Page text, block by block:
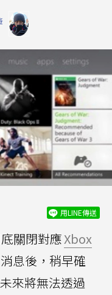
用LINE傳送
關閉對應Xbox
消息後，稍早確
未來將無法透過